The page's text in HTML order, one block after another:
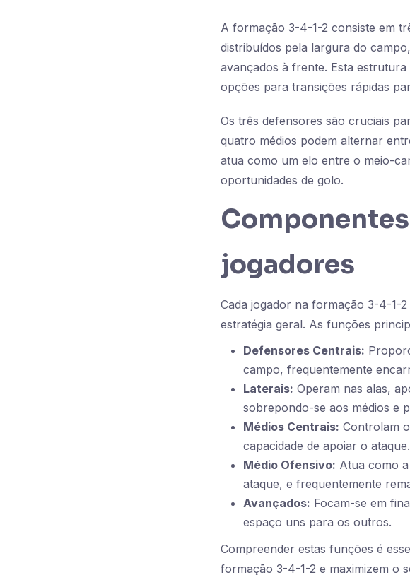
A formação 3-4-1-2 consiste em
distribuídos pela largura do
avançados à frente. Esta
opções para transições rápidas
Os três defensores são cruciais
quatro médios podem alternar
atua como um elo entre o meio-
oportunidades de golo.
jogadores
Cada jogador na formação 3-4-1-
estratégia geral. As funções
Defensores Centrais:
campo, frequentemente
Laterais: Operam nas alas,
sobrepondo-se aos médios e
Médios Centrais: Controlam
capacidade de apoiar o ataque.
Médio Ofensivo: Atua como
ataque, e frequentemente
Avançados: Focam-se em
espaço uns para os outros.
Compreender estas funções é
formação 3-4-1-2 e maximizem o